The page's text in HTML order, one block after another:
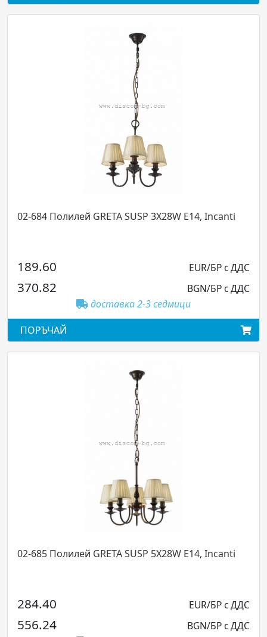
02-684 Полилей GRETA SUSP 3X28W E14, Incanti
189.60 EUR/БР с ДДС
370.82
BGN/БР с ДДС
доставка 2-3 седмици
ПОРЪЧАЙ
02-685 Полилей GRETA SUSP 5X28W E14, Incanti
284.40 EUR/БР с ДДС
556.24
BGN/БР с ДДС